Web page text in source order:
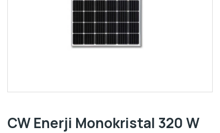
CW Enerji Monokristal 320 W